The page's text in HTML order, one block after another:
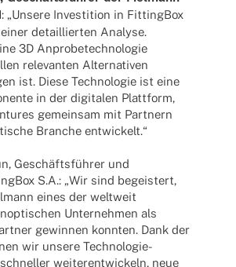
„Unsere Inves­ti­tion in Fitting­Box
detail­lier­ten Analyse.
3D Anpro­be­tech­no­lo­gie
rele­van­ten Alter­na­ti­ven
ist. Diese Tech­no­lo­gie ist eine
in der digi­ta­len Platt­form,
gemein­sam mit Part­nern
Bran­che entwickelt.“
Geschäfts­füh­rer und
S.A.: „Wir sind begeis­tert,
eines der welt­weit
Unter­neh­men als
gewin­nen konn­ten. Dank der
wir unsere Tech­­no­­lo­­gie-
weiter­ent­wi­ckeln, neue